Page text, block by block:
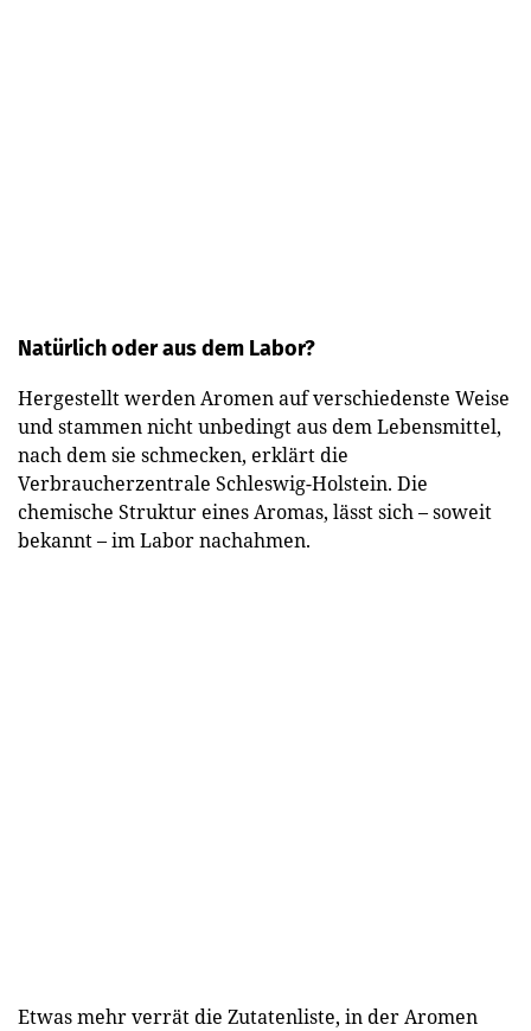
Natürlich oder aus dem Labor?
Hergestellt werden Aromen auf verschiedenste Weise
und stammen nicht unbedingt aus dem Lebensmittel,
nach dem sie schmecken, erklärt die
Verbraucherzentrale Schleswig-Holstein. Die
chemische Struktur eines Aromas, lässt sich – soweit
bekannt – im Labor nachahmen.
Etwas mehr verrät die Zutatenliste, in der Aromen